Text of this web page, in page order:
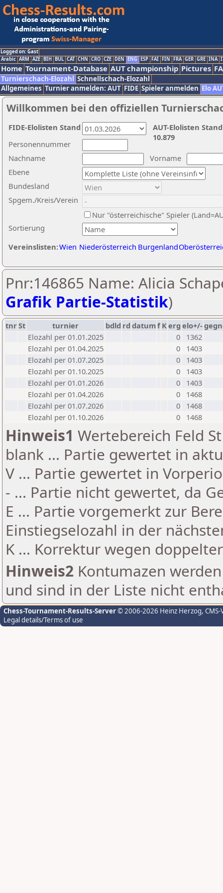
Logged on: Gast
Arabic ARM AZE BIH BUL CAT CHN CRO CZE DEN ENG ESP FAI FIN FRA GER GRE INA
Home Tournament-Database AUT championship Pictures
Turnierschach-Elozahl Schnellschach-Elozahl
Allgemeines Turnier anmelden: AUT FIDE Spieler anmelden Elo
Willkommen bei den offiziellen
Nachname
Vorname
Ebene
Sortierung
Personennummer
Bundesland
Spgem./Kreis/Verein
Nur "österreichische" Spieler
Vereinslisten:Wien Niederösterreich Burgenland
AUT-Elolisten
10.879
FIDE-Elolisten Stand
Pnr:146865 Name: Alicia
Grafik Partie-Statistik)
tnrSt turnier bdld rd datumf Kerg elo+/-
Elozahl per 01.01.2025
0
1362
Elozahl per 01.04.2025
0
1403
Elozahl per 01.07.2025
0
1403
Elozahl per 01.10.2025
0
1403
Elozahl per 01.01.2026
0
1403
Elozahl per 01.04.2026
0
1468
Elozahl per 01.07.2026
0
1468
Elozahl per 01.10.2026
0 1468
Hinweis1 Wertebereich Feld
blank ... Partie gewertet in
V ... Partie gewertet in
- ... Partie nicht gewertet, da
E ... Partie vorgemerkt zur
Einstiegselozahl in der
K ... Korrektur wegen
Hinweis2 Kontumazen
und sind in der Liste nicht
Chess-Tournament-Results-Server© 2006-2026 Heinz Herzog,
Legal details/Terms of use